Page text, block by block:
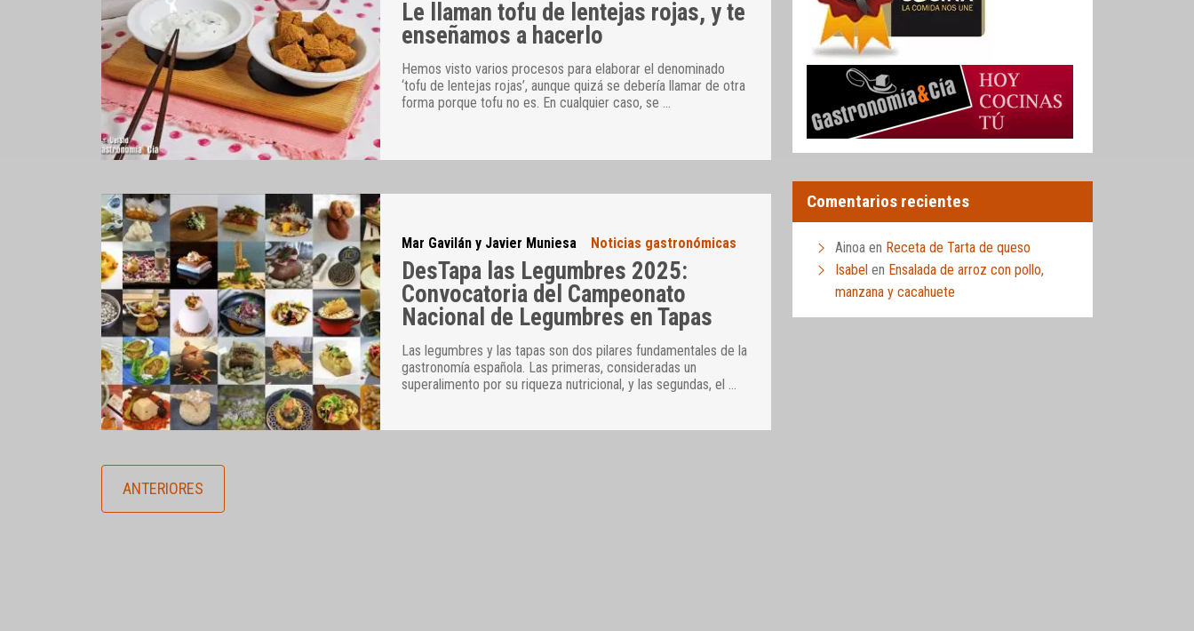
Le llaman tofu de lentejas rojas, y te
enseñamos a hacerlo
Hemos visto varios procesos para elaborar el denominado
‘tofu de lentejas rojas’, aunque quizá se debería llamar de otra
forma porque tofu no es. En cualquier caso, se
Mar Gavilán y Javier Muniesa Noticias gastronómicas
DesTapa las Legumbres 2025:
Convocatoria del Campeonato
Nacional de Legumbres en Tapas
Las legumbres y las tapas son dos pilares fundamentales de la
gastronomía española. Las primeras, consideradas un
superalimento por su riqueza nutricional, y las segundas, el
ANTERIORES
Comentarios recientes
Ainoa en Receta de Tarta de queso
Isabel en Ensalada de arroz con pollo,
manzana y cacahuete